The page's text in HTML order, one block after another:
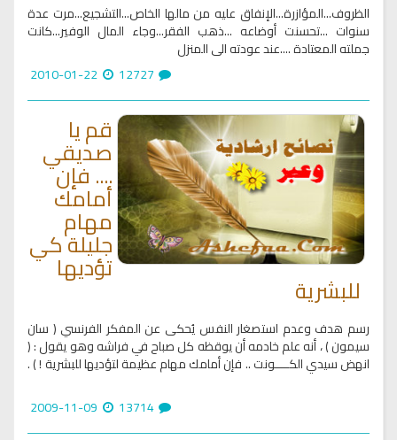
الظروف...المؤازرة...الإنفاق عليه من مالها الخاص...التشجيع...مرت عدة
سنوات ...تحسنت أوضاعه ...ذهب الفقر...وجاء المال الوفير...كانت
جملته المعتادة ....عند عودته الى المنزل
قم يا
صديقي
.... فإن
أمامك
مهام
جليلة كي
تؤديها
للبشرية
رسم هدف وعدم استصغار النفس يُحكى عن المفكر الفرنسي ( سان
سيمون ) ، أنه علم خادمه أن يوقظه كل صباح في فراشه وهو يقول : (
انهض سيدي الكــــونت .. فإن أمامك مهام عظيمة لتؤديها للبشرية ! ) .